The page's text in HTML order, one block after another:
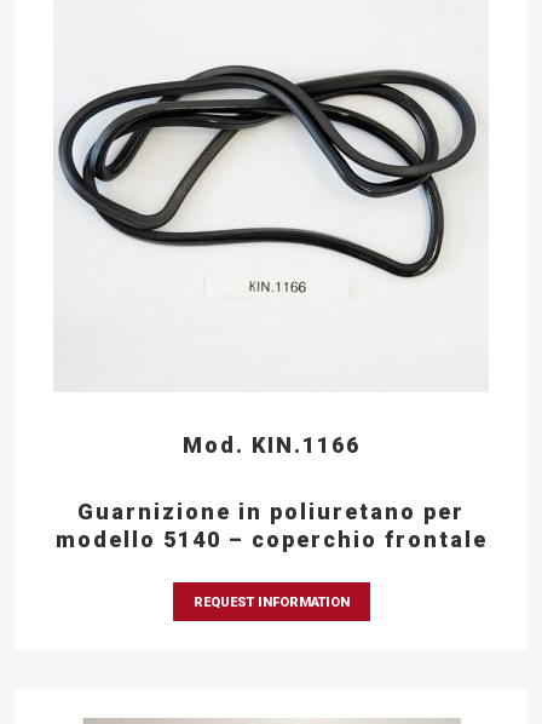
Mod. KIN.1166
Guarnizione in poliuretano per
modello 5140 – coperchio frontale
REQUEST INFORMATION